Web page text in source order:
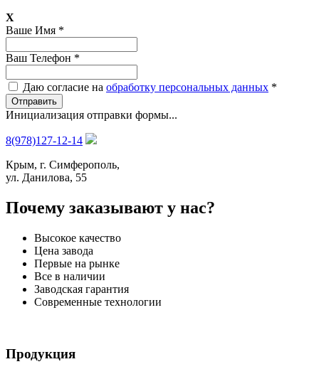
X
Ваше Имя *
Ваш Телефон *
Даю согласие на обработку персональных данных *
Отправить
Инициализация отправки формы...
8(978)127-12-14
Крым, г. Симферополь,
ул. Данилова, 55
Почему заказывают у нас?
Высокое качество
Цена завода
Первые на рынке
Все в наличии
Заводская гарантия
Современные технологии
Продукция